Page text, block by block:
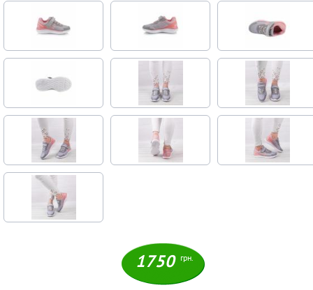
1750 грн.